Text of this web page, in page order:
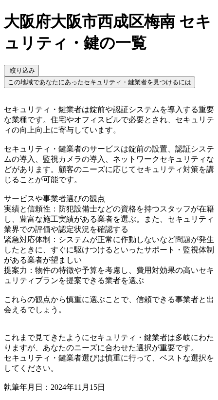
大阪府大阪市西成区梅南 セキ
ュリティ・鍵の一覧
絞り込み
この地域であなたにあったセキュリティ・鍵業者を見つけるには
セキュリティ・鍵業者は錠前や認証システムを導入する重要
な業種です。住宅やオフィスビルで必要とされ、セキュリテ
ィの向上向上に寄与しています。
セキュリティ・鍵業者のサービスは錠前の設置、認証システ
ムの導入、監視カメラの導入、ネットワークセキュリティな
どがあります。顧客のニーズに応じてセキュリティ対策を講
じることが可能です。
サービスや事業者選びの観点
実績と信頼性：防犯設備士などの資格を持つスタッフが在籍
し、豊富な施工実績がある業者を選ぶ。また、セキュリティ
業界での評価や認定状況を確認する
緊急対応体制：システムが正常に作動しないなど問題が発生
したときに、すぐに駆けつけるといったサポート・監視体制
がある業者が望ましい
提案力：物件の特徴や予算を考慮し、費用対効果の高いセキ
ュリティプランを提案できる業者を選ぶ
これらの観点から慎重に選ぶことで、信頼できる事業者と出
会えるでしょう。
これまで見てきたようにセキュリティ・鍵業者は多岐にわた
りますが、あなたのニーズに合わせた選択が重要です。
セキュリティ・鍵業者選びは慎重に行って、ベストな選択を
してください。
執筆年月日：2024年11月15日